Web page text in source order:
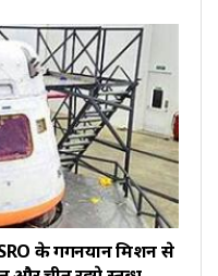
के गगनयान मिशन से